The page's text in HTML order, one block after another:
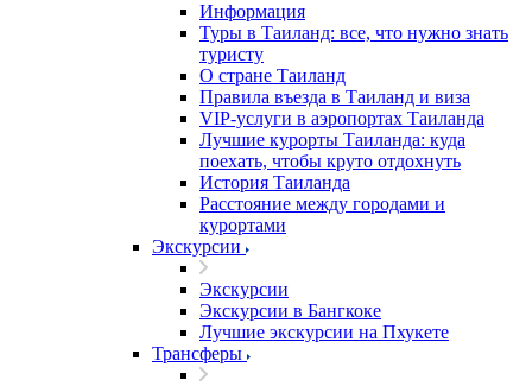
Информация
Туры в Таиланд: все, что нужно знать
туристу
О стране Таиланд
Правила въезда в Таиланд и виза
VIP-услуги в аэропортах Таиланда
Лучшие курорты Таиланда: куда
поехать, чтобы круто отдохнуть
История Таиланда
Расстояние между городами и
курортами
Экскурсии
Экскурсии
Экскурсии в Бангкоке
Лучшие экскурсии на Пхукете
Трансферы